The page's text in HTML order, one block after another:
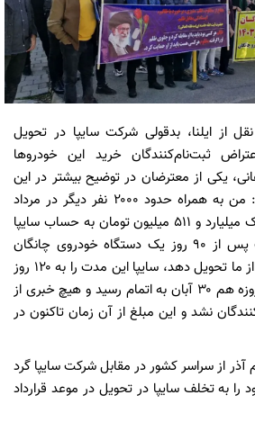
از ایلنا، بدقولی شرکت سایپا در تحویل
ثبت‌نام‌کنندگان خرید این خودروها
یکی از معترضان در توضیح بیشتر در این
باره به خبرنگار ایلنا گفت: من به همراه حدود ۲۰۰۰ نفر دیگر در مرداد
سال جاری هر یک مبلغ یک میلیارد و ۵۱۱ میلیون تومان به حساب سایپا
واریز کردیم تا این شرکت پس از ۹۰ روز یک دستگاه خودروی چانگان
CS55 پلاس را به هر یک از ما تحویل دهد، سایپا این مدت را به ۱۲۰ روز
تمدید کرد اما مهلت ۱۲۰ روزه هم ۳۰ آبان به اتمام رسید و هیچ خبری از
نشد و این مبلغ از آن زمان تاکنون در
آذر از سراسر کشور در مقابل شرکت سایپا گرد
را به تخلف سایپا در تحویل در موعد قرارداد